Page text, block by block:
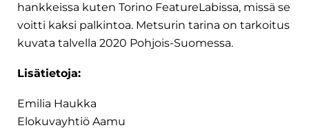
hankkeissa kuten Torino FeatureLabissa, missä se
voitti kaksi palkintoa. Metsurin tarina on tarkoitus
kuvata talvella 2020 Pohjois-Suomessa.
Lisätietoja:
Emilia Haukka
Elokuvayhtiö Aamu